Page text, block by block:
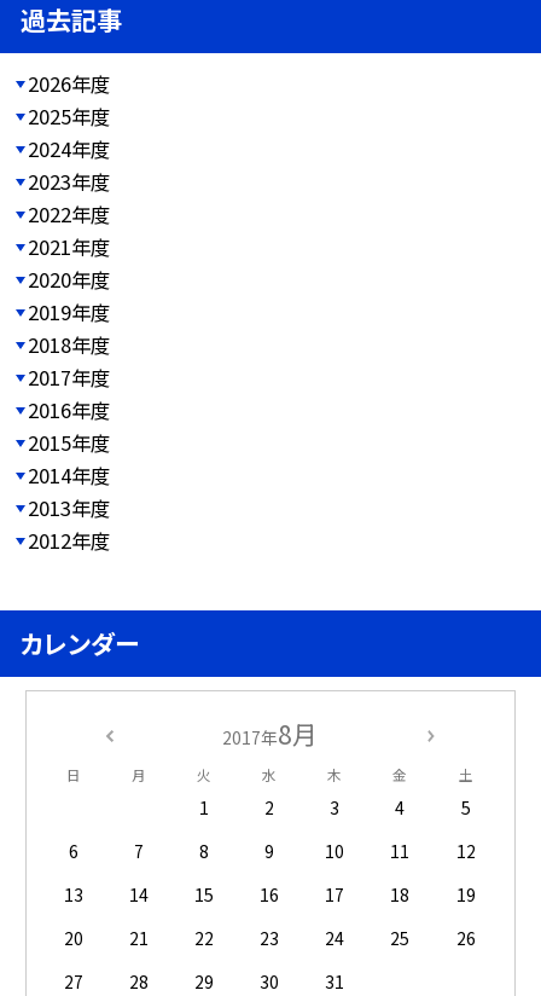
過去記事
2026年度
2025年度
2024年度
2023年度
2022年度
2021年度
2020年度
2019年度
2018年度
2017年度
2016年度
2015年度
2014年度
2013年度
2012年度
カレンダー
2017年8月
日 月 火 水 木 金 土
1 2 3 4
5
6
7 8 9 10 11
12
13
14 15 16 17 18
19
20
21 22 23 24 25
26
27
28 29 30 31